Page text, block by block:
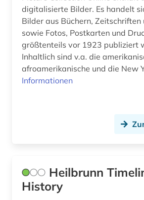
dendi (1)
denkmal (6)
denkmalpflege (2)
depotfund (1)
designerin (1)
digitalisierte Bilder. Es handelt
Bilder aus Büchern, Zeitschriften und
sowie Fotos, Postkarten und
größtenteils vor 1923 publiziert
Inhaltlich sind v.a. die
afroamerikanische und die New
Informationen
Heilbrunn
History